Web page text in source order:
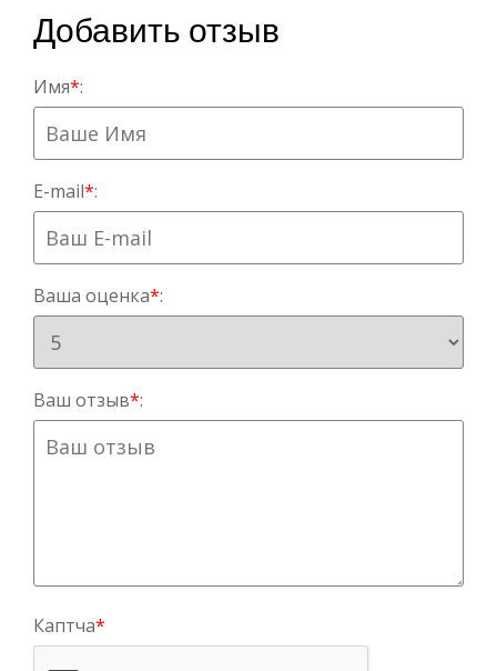
Добавить отзыв
Имя*:
E-mail*:
Ваша оценка*:
Ваш отзыв*:
Каптча*